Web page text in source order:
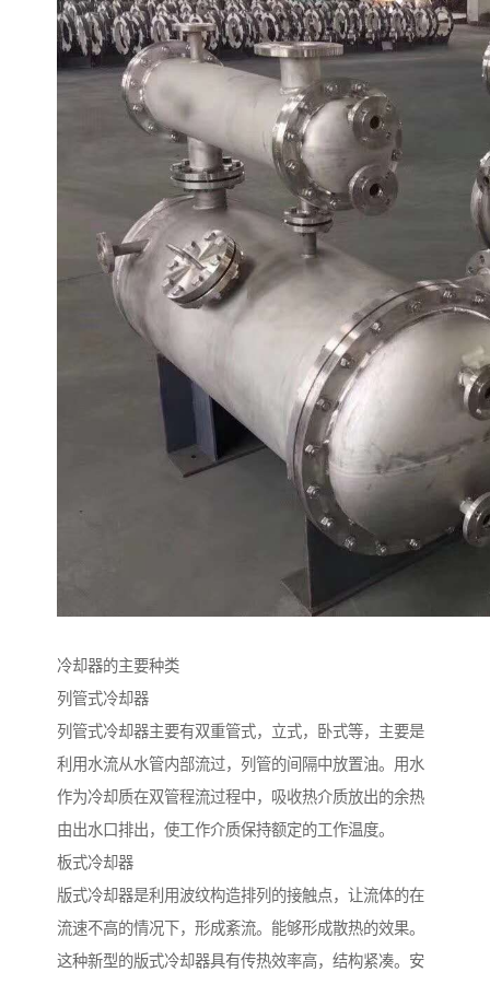
冷却器的主要种类
列管式冷却器
列管式冷却器主要有双重管式，立式，卧式等，主要是
利用水流从水管内部流过，列管的间隔中放置油。用水
作为冷却质在双管程流过程中，吸收热介质放出的余热
由出水口排出，使工作介质保持额定的工作温度。
板式冷却器
版式冷却器是利用波纹构造排列的接触点，让流体的在
流速不高的情况下，形成紊流。能够形成散热的效果。
这种新型的版式冷却器具有传热效率高，结构紧凑。安